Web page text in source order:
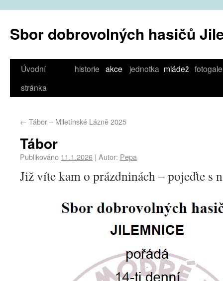
Sbor dobrovolných hasičů
Úvodní
stránka
historie akce jednotka mládež
← Tábor – Miletínské Lázně 2025
Tábor
Publikováno 11.1.2026 | Autor: Pepa
Již víte kam o prázdninách – pojeďte s